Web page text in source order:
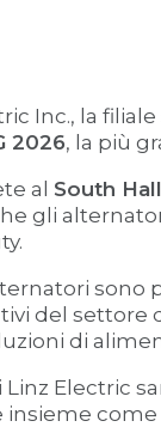
Inc., la
2026, la più
al South
gli
sono
del settore
di
Linz Electric
insieme